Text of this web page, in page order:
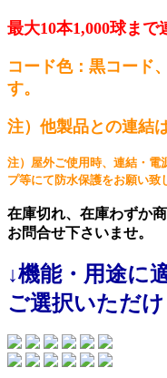
最大10本1,000球ま
コード色：黒コード
す。
注）他製品との連結
注）屋外ご使用時、連結・電
プ等にて防水保護をお願い致
在庫切れ、在庫わずか
お問合せ下さいませ。
↓機能・用途に
ご選択いただ